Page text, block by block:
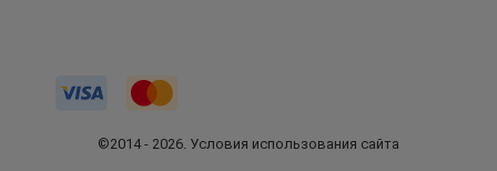
©2014 - 2026. Условия использования сайта